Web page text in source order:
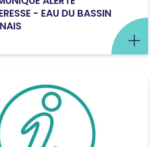
- EAU DU BASSIN